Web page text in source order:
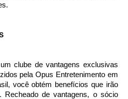
clube de vantagens exclusivas
pela Opus Entretenimento em
você obtém benefícios que irão
Recheado de vantagens, o sócio